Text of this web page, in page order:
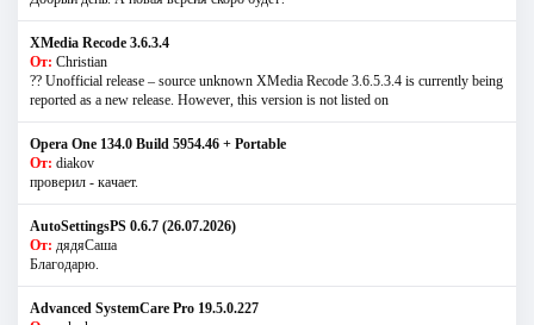
XMedia Recode 3.6.3.4
От: Christian
?? Unofficial release – source unknown XMedia Recode 3.6.5.3.4 is currently being
reported as a new release. However, this version is not listed on
Opera One 134.0 Build 5954.46 + Portable
От: diakov
проверил - качает.
AutoSettingsPS 0.6.7 (26.07.2026)
От: дядяСаша
Благодарю.
Advanced SystemCare Pro 19.5.0.227